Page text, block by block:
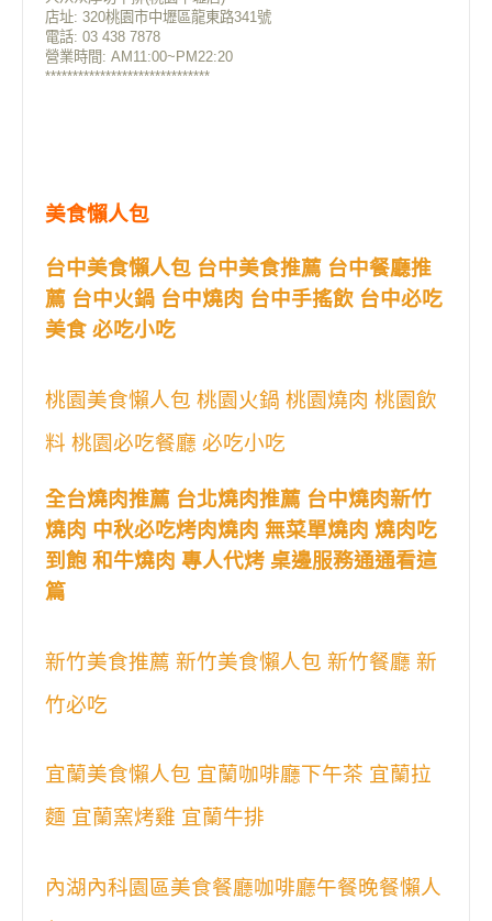
店址: 320桃園市中壢區龍東路341號
電話: 03 438 7878
營業時間: AM11:00~PM22:20
******************************
美食懶人包
台中美食懶人包 台中美食推薦 台中餐廳推
薦 台中火鍋 台中燒肉 台中手搖飲 台中必吃
美食 必吃小吃
桃園美食懶人包 桃園火鍋 桃園燒肉 桃園飲
料 桃園必吃餐廳 必吃小吃
全台燒肉推薦 台北燒肉推薦 台中燒肉新竹
燒肉 中秋必吃烤肉燒肉 無菜單燒肉 燒肉吃
到飽 和牛燒肉 專人代烤 桌邊服務通通看這
篇
新竹美食推薦 新竹美食懶人包 新竹餐廳 新
竹必吃
宜蘭美食懶人包 宜蘭咖啡廳下午茶 宜蘭拉
麵 宜蘭窯烤雞 宜蘭牛排
內湖內科園區美食餐廳咖啡廳午餐晚餐懶人